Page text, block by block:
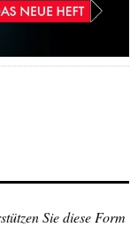
Sie diese Form